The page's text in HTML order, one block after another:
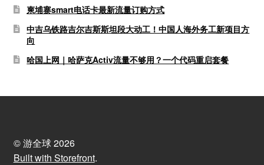
柬埔寨smart电话卡最新流量订购方式
中吉乌铁路吉尔吉斯斯坦段大动工！中国人海外务工新项目方
向
哈国上网｜哈萨克Activ流量不够用？一个代码重启套餐
© 游全球 2026
Built with Storefront.